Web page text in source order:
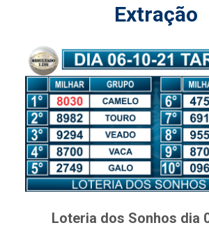
Extração
Loteria dos Sonhos dia